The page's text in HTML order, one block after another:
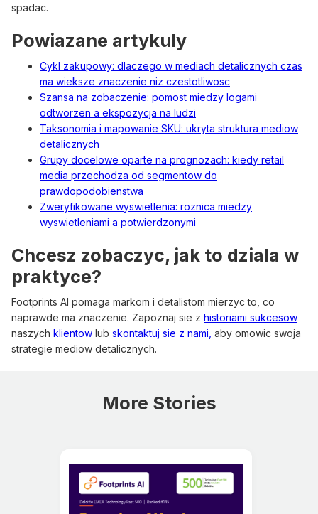
spadac.
Powiazane artykuly
Cykl zakupowy: dlaczego w mediach detalicznych czas
ma wieksze znaczenie niz czestotliwosc
Szansa na zobaczenie: pomost miedzy logami
odtworzen a ekspozycja na ludzi
Taksonomia i mapowanie SKU: ukryta struktura mediow
detalicznych
Grupy docelowe oparte na prognozach: kiedy retail
media przechodza od segmentow do
prawdopodobienstwa
Zweryfikowane wyswietlenia: roznica miedzy
wyswietleniami a potwierdzonymi
Chcesz zobaczyc, jak to dziala w
praktyce?
Footprints AI pomaga markom i detalistom mierzyc to, co
naprawde ma znaczenie. Zapoznaj sie z historiami sukcesow
naszych klientow lub skontaktuj sie z nami, aby omowic swoja
strategie mediow detalicznych.
More Stories